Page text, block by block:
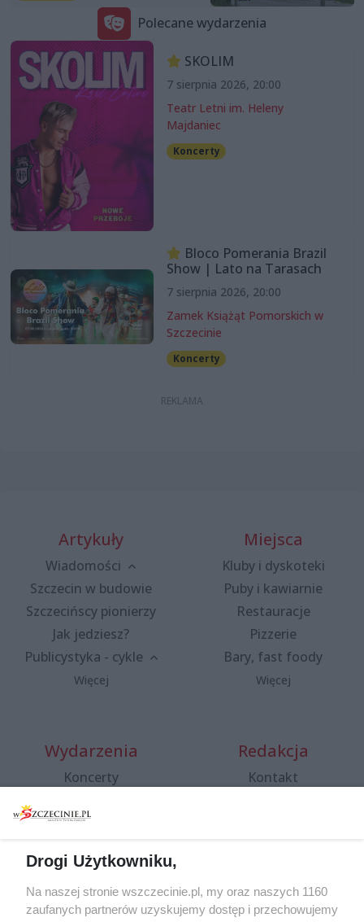
Polecane wydarzenia
SKOLIM
7 sierpnia 2026, 20:00
Teatr Letni im. Heleny
Majdaniec
Koncerty
Bloco Pomerania Brazil
Show | Lato na Tarasach
7 sierpnia 2026, 20:00
Zamek Książąt Pomorskich w
Szczecinie
Koncerty
Artykuły
Wiadomości
Szczecin w budowie
Szczecińscy pionierzy
Jak jedziesz?
Publicystyka - cykle
Więcej
Miejsca
Kluby i dyskoteki
Puby i kawiarnie
Restauracje
Pizzerie
Bary, fast foody
Więcej
Wydarzenia
Koncerty
Spacery i oprowadzania
targi
Wernisaże
Więcej
Redakcja
Kontakt
Specjalny koncert z okazji
20. urodzin portalu
Drogi Użytkowniku,
Na naszej stronie wszczecinie.pl, my oraz naszych 1160
zaufanych partnerów uzyskujemy dostęp i przechowujemy